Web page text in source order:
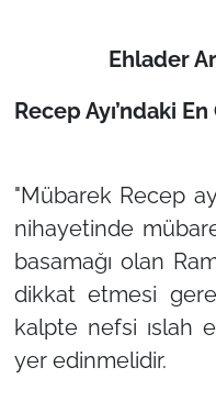
Ehlader
Recep Ayı’ndaki
"Mübarek Recep
nihayetinde
basamağı olan
dikkat etmesi
kalpte nefsi ıslah
yer edinmelidir.